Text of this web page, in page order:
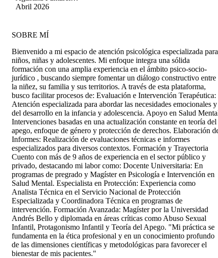
Telleria
Abril 2026
SOBRE MÍ
Bienvenido a mi espacio de atención psicológica especializada para
niños, niñas y adolescentes. Mi enfoque integra una sólida
formación con una amplia experiencia en el ámbito psico-socio-
jurídico , buscando siempre fomentar un diálogo constructivo entre
la niñez, su familia y sus territorios. A través de esta plataforma,
busco facilitar procesos de: Evaluación e Intervención Terapéutica:
Atención especializada para abordar las necesidades emocionales y
del desarrollo en la infancia y adolescencia. Apoyo en Salud
Intervenciones basadas en una actualización constante en teoría del
apego, enfoque de género y protección de derechos. Elaboración
Informes: Realización de evaluaciones técnicas e informes
especializados para diversos contextos. Formación y Trayectoria
Cuento con más de 9 años de experiencia en el sector público y
privado, destacando mi labor como: Docente Universitaria: En
programas de pregrado y Magíster en Psicología e Intervención en
Salud Mental. Especialista en Protección: Experiencia como
Analista Técnica en el Servicio Nacional de Protección
Especializada y Coordinadora Técnica en programas de
intervención. Formación Avanzada: Magíster por la Universidad
Andrés Bello y diplomada en áreas críticas como Abuso Sexual
Infantil, Protagonismo Infantil y Teoría del Apego. "Mi práctica se
fundamenta en la ética profesional y en un conocimiento profundo
de las dimensiones científicas y metodológicas para favorecer el
bienestar de mis pacientes."